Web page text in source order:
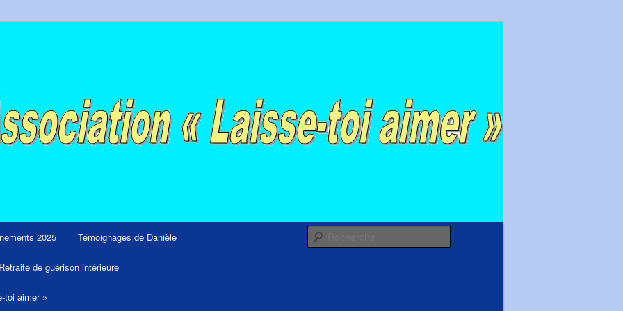
2025 Témoignages de Danièle
Retraite de guérison intérieure
toi aimer »